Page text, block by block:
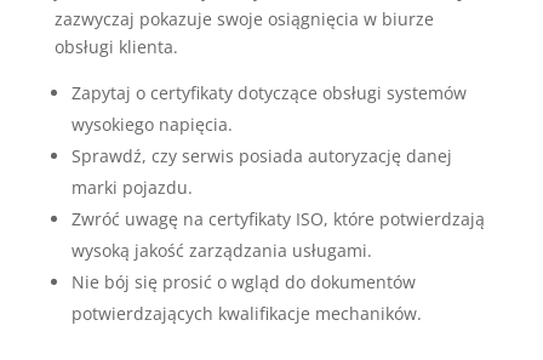
zazwyczaj pokazuje swoje osiągnięcia w biurze
obsługi klienta.
Zapytaj o certyfikaty dotyczące obsługi systemów
wysokiego napięcia.
Sprawdź, czy serwis posiada autoryzację danej
marki pojazdu.
Zwróć uwagę na certyfikaty ISO, które potwierdzają
wysoką jakość zarządzania usługami.
Nie bój się prosić o wgląd do dokumentów
potwierdzających kwalifikacje mechaników.